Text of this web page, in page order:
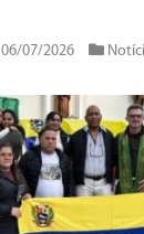
06/07/2026